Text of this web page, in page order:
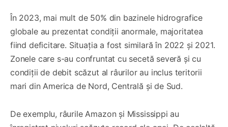
În 2023, mai mult de 50% din bazinele hidrografice
globale au prezentat condiții anormale, majoritatea
fiind deficitare. Situația a fost similară în 2022 și 2021.
Zonele care s-au confruntat cu secetă severă și cu
condiții de debit scăzut al râurilor au inclus teritorii
mari din America de Nord, Centrală și de Sud.
De exemplu, râurile Amazon și Mississippi au